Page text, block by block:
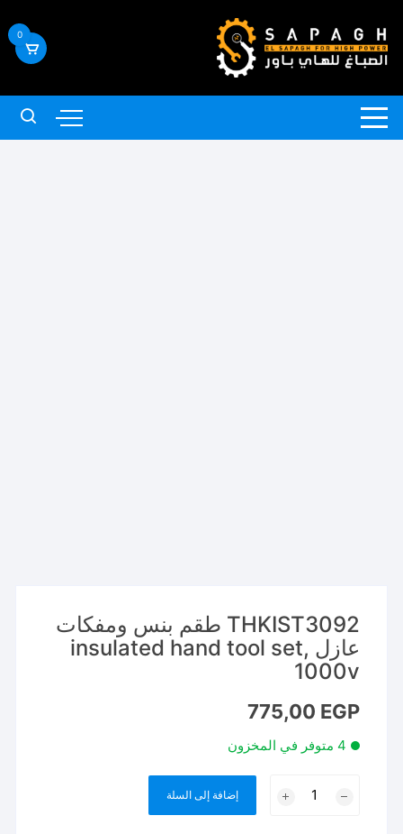
إلى
المحتوى
0
THKIST3092 طقم بنس ومفكات
عازل insulated hand tool set,
1000v
775,00 EGP
4 متوفر في المخزون
THKIST3092
إضافة إلى السلة